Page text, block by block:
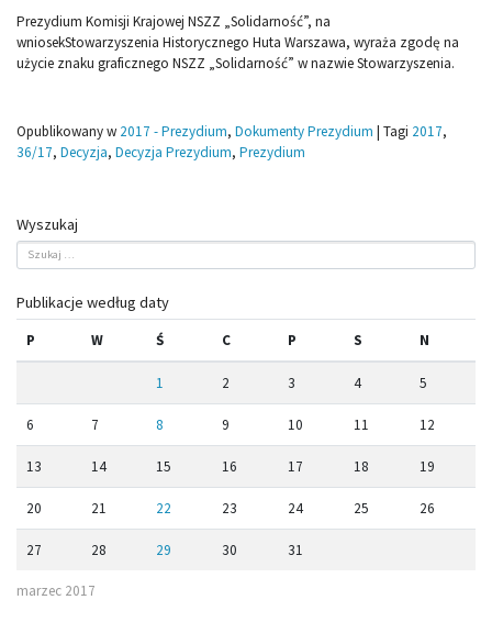
Prezydium Komisji Krajowej NSZZ „Solidarność”, na
wniosekStowarzyszenia Historycznego Huta Warszawa, wyraża zgodę na
użycie znaku graficznego NSZZ „Solidarność” w nazwie Stowarzyszenia.
Opublikowany w 2017 - Prezydium, Dokumenty Prezydium | Tagi 2017,
36/17, Decyzja, Decyzja Prezydium, Prezydium
Wyszukaj
Publikacje według daty
marzec 2017
P W Ś C P S N
1 2 3 4 5
6 7 8 9 10 11 12
13 14 15 16 17 18 19
20 21 22 23 24 25 26
27 28 29 30 31